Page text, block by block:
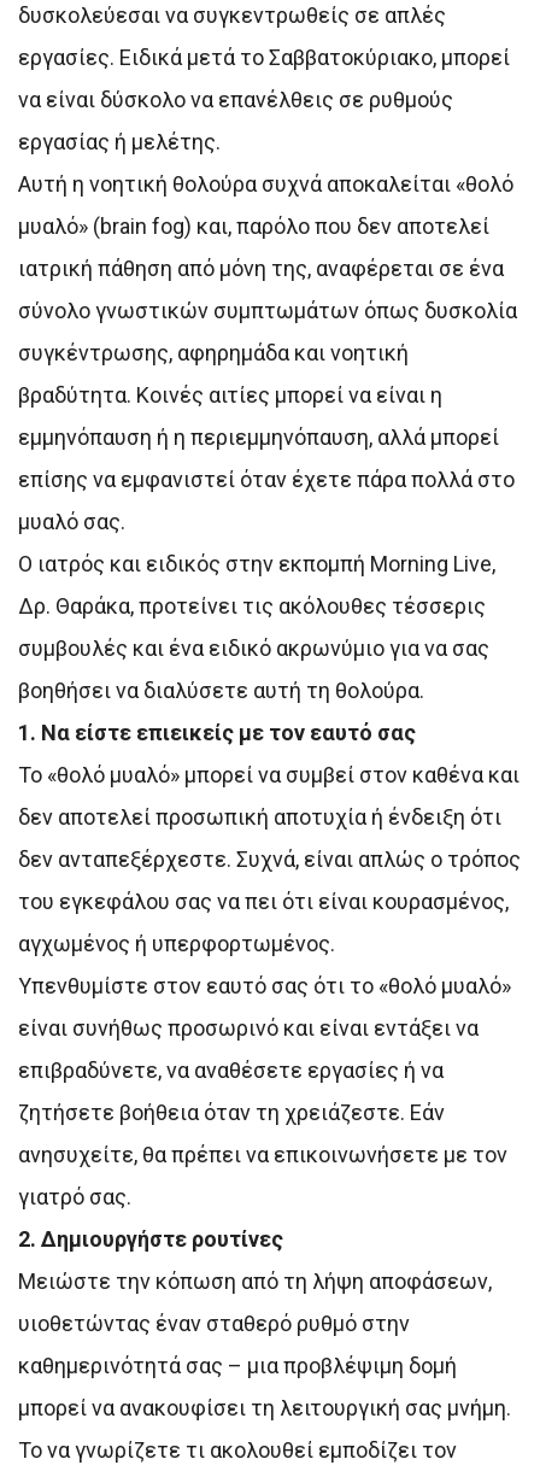
δυσκολεύεσαι να συγκεντρωθείς σε απλές
εργασίες. Ειδικά μετά το Σαββατοκύριακο, μπορεί
να είναι δύσκολο να επανέλθεις σε ρυθμούς
εργασίας ή μελέτης.
Αυτή η νοητική θολούρα συχνά αποκαλείται «θολό
μυαλό» (brain fog) και, παρόλο που δεν αποτελεί
ιατρική πάθηση από μόνη της, αναφέρεται σε ένα
σύνολο γνωστικών συμπτωμάτων όπως δυσκολία
συγκέντρωσης, αφηρημάδα και νοητική
βραδύτητα. Κοινές αιτίες μπορεί να είναι η
εμμηνόπαυση ή η περιεμμηνόπαυση, αλλά μπορεί
επίσης να εμφανιστεί όταν έχετε πάρα πολλά στο
μυαλό σας.
Ο ιατρός και ειδικός στην εκπομπή Morning Live,
Δρ. Θαράκα, προτείνει τις ακόλουθες τέσσερις
συμβουλές και ένα ειδικό ακρωνύμιο για να σας
βοηθήσει να διαλύσετε αυτή τη θολούρα.
1. Να είστε επιεικείς με τον εαυτό σας
Το «θολό μυαλό» μπορεί να συμβεί στον καθένα και
δεν αποτελεί προσωπική αποτυχία ή ένδειξη ότι
δεν ανταπεξέρχεστε. Συχνά, είναι απλώς ο τρόπος
του εγκεφάλου σας να πει ότι είναι κουρασμένος,
αγχωμένος ή υπερφορτωμένος.
Υπενθυμίστε στον εαυτό σας ότι το «θολό μυαλό»
είναι συνήθως προσωρινό και είναι εντάξει να
επιβραδύνετε, να αναθέσετε εργασίες ή να
ζητήσετε βοήθεια όταν τη χρειάζεστε. Εάν
ανησυχείτε, θα πρέπει να επικοινωνήσετε με τον
γιατρό σας.
2. Δημιουργήστε ρουτίνες
Μειώστε την κόπωση από τη λήψη αποφάσεων,
υιοθετώντας έναν σταθερό ρυθμό στην
καθημερινότητά σας – μια προβλέψιμη δομή
μπορεί να ανακουφίσει τη λειτουργική σας μνήμη.
Το να γνωρίζετε τι ακολουθεί εμποδίζει τον